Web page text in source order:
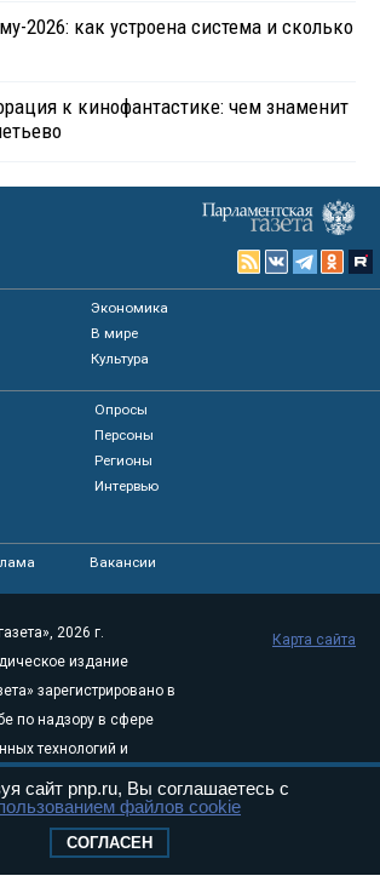
2026: как устроена система и сколько
к кинофантастике: чем знаменит
Экономика
В мире
Культура
Опросы
Персоны
Регионы
Интервью
Вакансии
2026 г.
издание
зарегистрировано в
по надзору в сфере
технологий и
(Роскомнадзор) 05
Эл № ФС77-
Карта сайта
сайт pnp.ru, Вы соглашаетесь с
файлов cookie
СОГЛАСЕН